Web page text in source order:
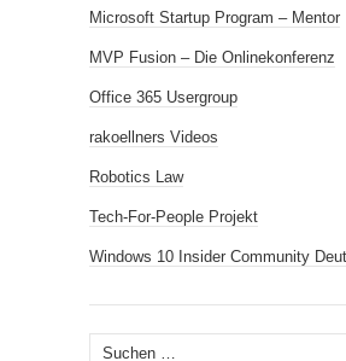
Microsoft Startup Program – Mentor
MVP Fusion – Die Onlinekonferenz
Office 365 Usergroup
rakoellners Videos
Robotics Law
Tech-For-People Projekt
Windows 10 Insider Community
Suchen